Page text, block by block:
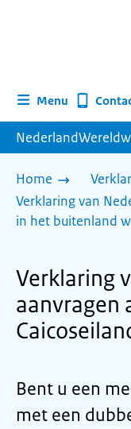
Menu
Home
Verklaring van
in het buitenland
Verklaring
aanvragen
Bent u een
met een